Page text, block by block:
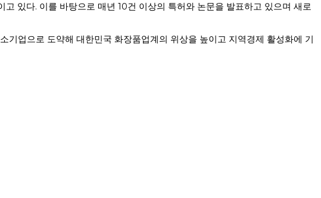
있다. 이를 바탕으로 매년 10건 이상의 특허와 논문을 발표하고 있으며 새로
업으로 도약해 대한민국 화장품업계의 위상을 높이고 지역경제 활성화에 기